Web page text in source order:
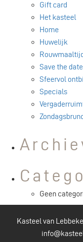
Gift card
Het kasteel
Home
Huwelijk
Save the
Sfeervol
Specials
Geen
Kasteel van